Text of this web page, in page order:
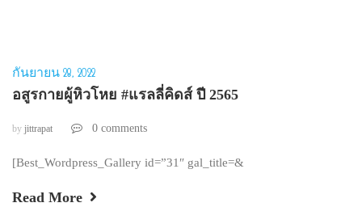
กันยายน 28, 2022
อสูรกายผู้หิวโหย #แรลลี่คิดส์ ปี 2565
by jittrapat 0 comments
[Best_Wordpress_Gallery id=”31″ gal_title=&
Read More